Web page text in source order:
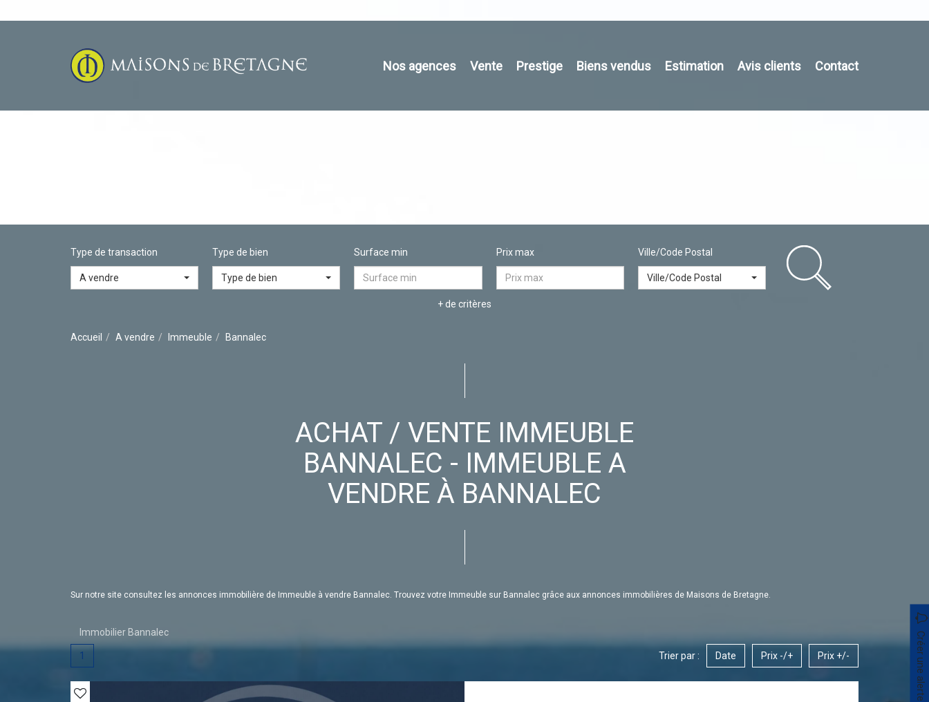
Nos agences Vente Prestige Biens vendus Estimation Avis clients Contact
Type de transaction
A vendre
Type de bien
Type de bien
Surface min Prix max Ville/Code Postal
Ville/Code Postal
+ de critères
Accueil A vendre Immeuble Bannalec
ACHAT / VENTE IMMEUBLE
BANNALEC - IMMEUBLE A
VENDRE À BANNALEC
Sur notre site consultez les annonces immobilière de Immeuble à vendre Bannalec. Trouvez votre Immeuble sur Bannalec grâce aux annonces immobilières de Maisons de Bretagne.
Immobilier Bannalec Créer une alerte
1 Trier par : Date Prix -/+ Prix +/-